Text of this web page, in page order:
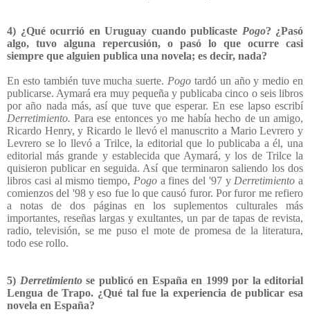
4) ¿Qué ocurrió en Uruguay cuando publicaste Pogo? ¿Pasó
algo, tuvo alguna repercusión, o pasó lo que ocurre casi
siempre que alguien publica una novela; es decir, nada?
En esto también tuve mucha suerte. Pogo tardó un año y medio en
publicarse. Aymará era muy pequeña y publicaba cinco o seis libros
por año nada más, así que tuve que esperar. En ese lapso escribí
Derretimiento.Para ese entonces yo me había hecho de un amigo,
Ricardo Henry, y Ricardo le llevó el manuscrito a Mario Levrero y
Levrero se lo llevó a Trilce, la editorial que lo publicaba a él, una
editorial más grande y establecida que Aymará, y los de Trilce la
quisieron publicar en seguida. Así que terminaron saliendo los dos
libros casi al mismo tiempo, Pogoa fines del '97 y Derretimiento a
comienzos del '98 y eso fue lo que causó furor. Por furor me refiero
a notas de dos páginas en los suplementos culturales más
importantes, reseñas largas y exultantes, un par de tapas de revista,
radio, televisión, se me puso el mote de promesa de la literatura,
todo ese rollo.
5) Derretimientose publicó en España en 1999 por la editorial
Lengua de Trapo. ¿Qué tal fue la experiencia de publicar esa
novela en España?